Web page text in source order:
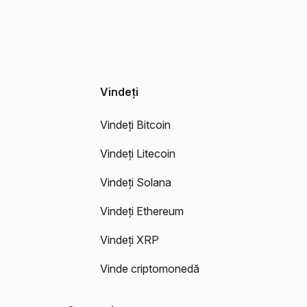
Vindeți
Vindeți Bitcoin
Vindeți Litecoin
Vindeți Solana
Vindeți Ethereum
Vindeți XRP
Vinde criptomonedă